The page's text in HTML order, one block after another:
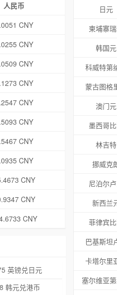
人民币
CNY
CNY
CNY
CNY
CNY
CNY
CNY
CNY
CNY
CNY
CNY
英镑兑日元
韩元兑港币
日元
柬埔寨
韩国元
科威特第
蒙古图格
澳门元
墨西哥
林吉特
挪威克
尼泊尔
新西兰
菲律宾
巴基斯坦
卡塔尔里
塞尔维亚